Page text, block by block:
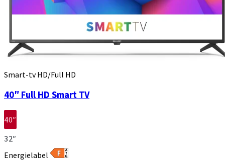
Smart-tv HD/Full HD
40″ Full HD Smart TV
40″
32″
Energielabel